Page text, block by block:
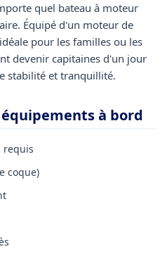
quel bateau à moteur
Équipé d'un moteur de
pour les familles ou les
devenir capitaines d'un jour
stabilité et tranquillité.
à bord
requis
coque)